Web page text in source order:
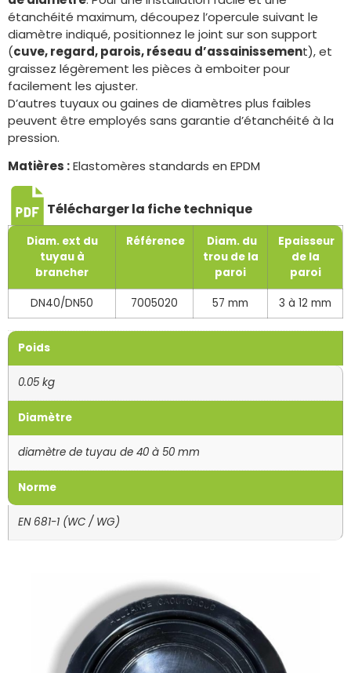
étanchéité maximum, découpez l’opercule suivant le
diamètre indiqué, positionnez le joint sur son support
(cuve, regard, parois, réseau d’assainissement), et
graissez légèrement les pièces à emboiter pour
facilement les ajuster.
D’autres tuyaux ou gaines de diamètres plus faibles
peuvent être employés sans garantie d’étanchéité à la
pression.
Matières :Elastomères standards en EPDM
Télécharger la fiche technique
Diam. ext du
tuyau à
brancher
Référence
Diam. du
trou de la
paroi
Epaisseur
de la
paroi
DN40/DN50 7005020 57 mm 3 à 12 mm
Poids
0.05 kg
Diamètre
diamètre de tuyau de 40 à 50 mm
Norme
EN 681-1 (WC / WG)